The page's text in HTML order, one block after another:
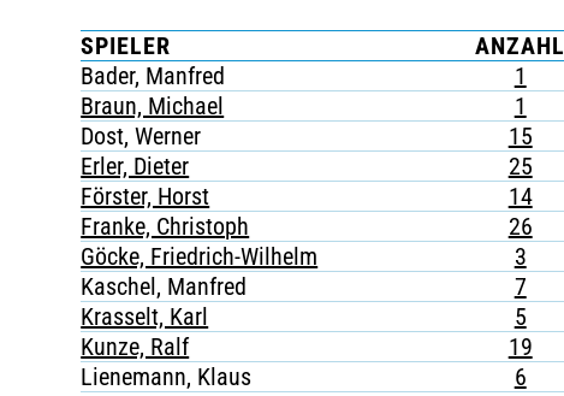
SPIELER
ANZAHL
Bader, Manfred
1
Braun, Michael
1
Dost, Werner
15
Erler, Dieter
25
Förster, Horst
14
Franke, Christoph
26
Göcke, Friedrich-Wilhelm
3
Kaschel, Manfred
7
Krasselt, Karl
5
Kunze, Ralf
19
Lienemann, Klaus
6